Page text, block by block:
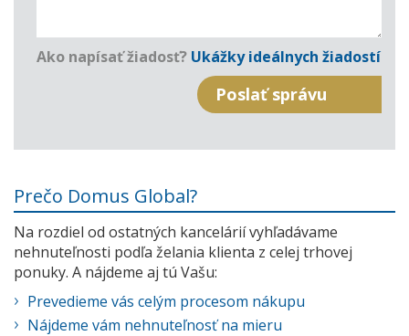
Ako napísať žiadosť? Ukážky ideálnych žiadostí
Prečo Domus Global?
Na rozdiel od ostatných kancelárií vyhľadávame
nehnuteľnosti podľa želania klienta z celej trhovej
ponuky. A nájdeme aj tú Vašu:
Prevedieme vás celým procesom nákupu
Nájdeme vám nehnuteľnosť na mieru